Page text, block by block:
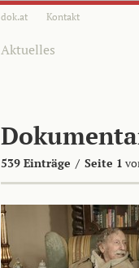
dok.at Kontakt
Aktuelles
539 Einträge / Seite 1